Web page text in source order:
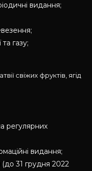
видання;
газу;
свіжих фруктів, ягід
регулярних
видання;
(до 31 грудня 2022